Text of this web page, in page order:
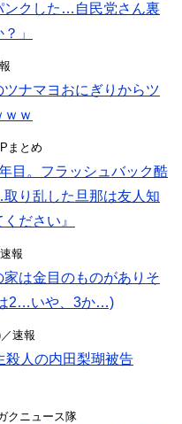
ンクした…自民党さん裏
」
ツナマヨおにぎりからツ
ｗ
まとめ
目。フラッシュバック酷
り乱した旦那は友人知
ださい』
報
は金目のものがありそ
2…いや、3か…)
速報
殺人の内田梨瑚被告
クニュース隊